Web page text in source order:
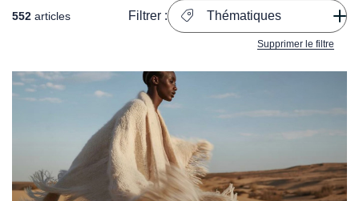
552 articles Filtrer : Thématiques
Supprimer le filtre